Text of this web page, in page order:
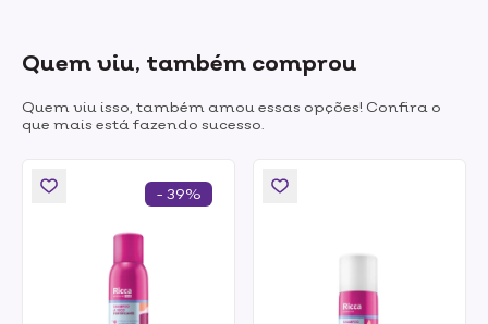
Quem viu, também comprou
Quem viu isso, também amou essas opções! Confira o
que mais está fazendo sucesso.
- 39%